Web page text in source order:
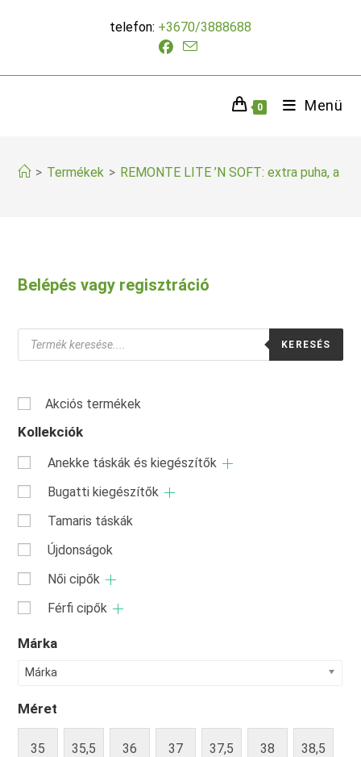
telefon: +3670/3888688
0 Menü
> Termékek > REMONTE LITE ’N SOFT: extra puha, a
Belépés vagy regisztráció
Products
search
KERESÉS
Akciós termékek
Kollekciók
Anekke táskák és kiegészítők
Bugatti kiegészítők
Tamaris táskák
Újdonságok
Női cipők
Férfi cipők
Márka
Márka
Méret
35 35,5 36 37 37,5 38 38,5